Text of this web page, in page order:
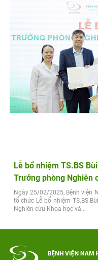
Lễ bổ nhiệm TS.BS
Trưởng phòng Nghiên
Ngày 25/02/2025, Bệnh viện
tổ chức Lễ bổ nhiệm TS.BS
Nghiên cứu Khoa học và...